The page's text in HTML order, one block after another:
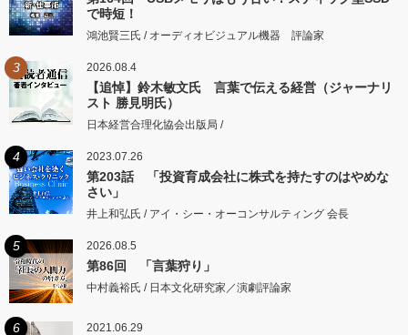
で時短！
鴻池賢三氏 / オーディオビジュアル機器 評論家
3 2026.08.4
【追悼】鈴木敏文氏 言葉で伝える経営（ジャーナリ
スト 勝見明氏）
日本経営合理化協会出版局 /
4 2023.07.26
第203話 「投資育成会社に株式を持たすのはやめな
さい」
井上和弘氏 / アイ・シー・オーコンサルティング 会長
5 2026.08.5
第86回 「言葉狩り」
中村義裕氏 / 日本文化研究家／演劇評論家
6 2021.06.29